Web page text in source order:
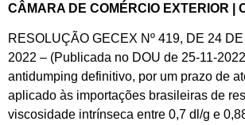
CÂMARA DE COMÉRCIO EXTERIOR |
RESOLUÇÃO GECEX Nº 419, DE 24
2022 – (Publicada no DOU de 25-11-
antidumping definitivo, por um prazo de
aplicado às importações brasileiras de
viscosidade intrínseca entre 0,7 dl/g e